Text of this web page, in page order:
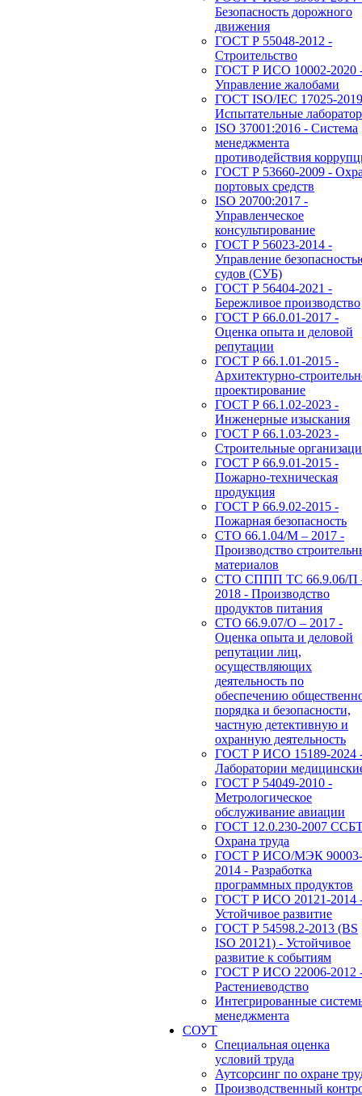
Безопасность дорожного
движения
ГОСТ Р 55048-2012 -
Строительство
ГОСТ Р ИСО 10002-2020
Управление жалобами
ГОСТ ISO/IEC 17025-
Испытательные
ISO 37001:2016 - Система
менеджмента
противодействия
ГОСТ Р 53660-2009 -
портовых средств
ISO 20700:2017 -
Управленческое
консультирование
ГОСТ Р 56023-2014 -
Управление
судов (СУБ)
ГОСТ Р 56404-2021 -
Бережливое производство
ГОСТ Р 66.0.01-2017 -
Оценка опыта и деловой
репутации
ГОСТ Р 66.1.01-2015 -
Архитектурно-
проектирование
ГОСТ Р 66.1.02-2023 -
Инженерные изыскания
ГОСТ Р 66.1.03-2023 -
Строительные
ГОСТ Р 66.9.01-2015 -
Пожарно-техническая
продукция
ГОСТ Р 66.9.02-2015 -
Пожарная безопасность
СТО 66.1.04/М – 2017 -
Производство
материалов
СТО СППП ТС 66.9.06/П
2018 - Производство
продуктов питания
СТО 66.9.07/О – 2017 -
Оценка опыта и деловой
репутации лиц,
осуществляющих
деятельность по
обеспечению
порядка и безопасности,
частную детективную и
охранную деятельность
ГОСТ Р ИСО 15189-2024
Лаборатории
ГОСТ Р 54049-2010 -
Метрологическое
обслуживание авиации
ГОСТ 12.0.230-2007
Охрана труда
ГОСТ Р ИСО/МЭК 90003-
2014 - Разработка
программных продуктов
ГОСТ Р ИСО 20121-2014
Устойчивое развитие
ГОСТ Р 54598.2-2013 (BS
ISO 20121) - Устойчивое
развитие к событиям
ГОСТ Р ИСО 22006-2012
Растениеводство
Интегрированные
менеджмента
СОУТ
Специальная оценка
условий труда
Аутсорсинг по охране
Производственный